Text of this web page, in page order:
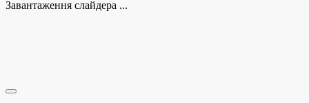
Завантаження слайдера ...